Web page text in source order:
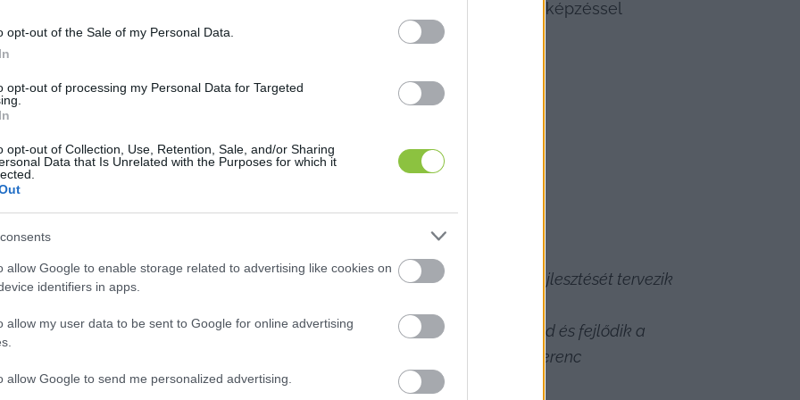
opt-out of the Sale of my Personal Data.
opt-out of processing my Personal Data for Targeted
opt-out of Collection, Use, Retention, Sale, and/or Sharing
Data that Is Unrelated with the Purposes for which it
allow Google to enable storage related to advertising like cookies on
identifiers in apps.
allow my user data to be sent to Google for online advertising
allow Google to send me personalized advertising.
fel a hangját az ellen, amely a nagy múltú kecskeméti pedagógusképzéssel
kivégezték a kecskeméti tanítóképzést.
előtt a következőket írta a pedagógusképzés kapcsán:
és azt a tájékoztatást kaptam, hogy nem leépítést, hanem a képzések fejlesztését tervezik
a Károli egyetem korábban is itt működő jogi képzését.
egyetemi város, nem hogy gyengülne, hanem erősödik, hiszen megmarad és fejlődik a
a Károli egyetem, továbbá változatlanul jelen van és éppen bővül a Liszt Ferenc